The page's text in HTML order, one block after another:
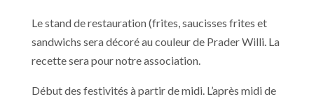
Le stand de restauration (frites, saucisses frites et
sandwichs sera décoré au couleur de Prader Willi. La
recette sera pour notre association.
Début des festivités à partir de midi. L’après midi de